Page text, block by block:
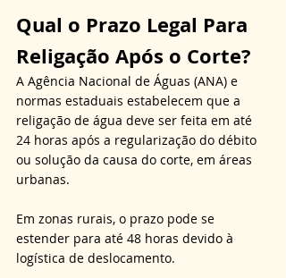
Qual o Prazo Legal Para
Religação Após o Corte?
A Agência Nacional de Águas (ANA) e
normas estaduais estabelecem que a
religação de água deve ser feita em até
24 horas após a regularização do débito
ou solução da causa do corte, em áreas
urbanas.
Em zonas rurais, o prazo pode se
estender para até 48 horas devido à
logística de deslocamento.